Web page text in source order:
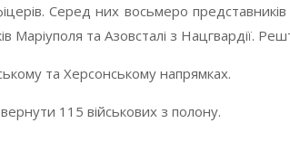
Серед них восьмеро
Маріуполя та Азовсталі з Нацгвардії.
та Херсонському напрямках.
115 військових з полону.